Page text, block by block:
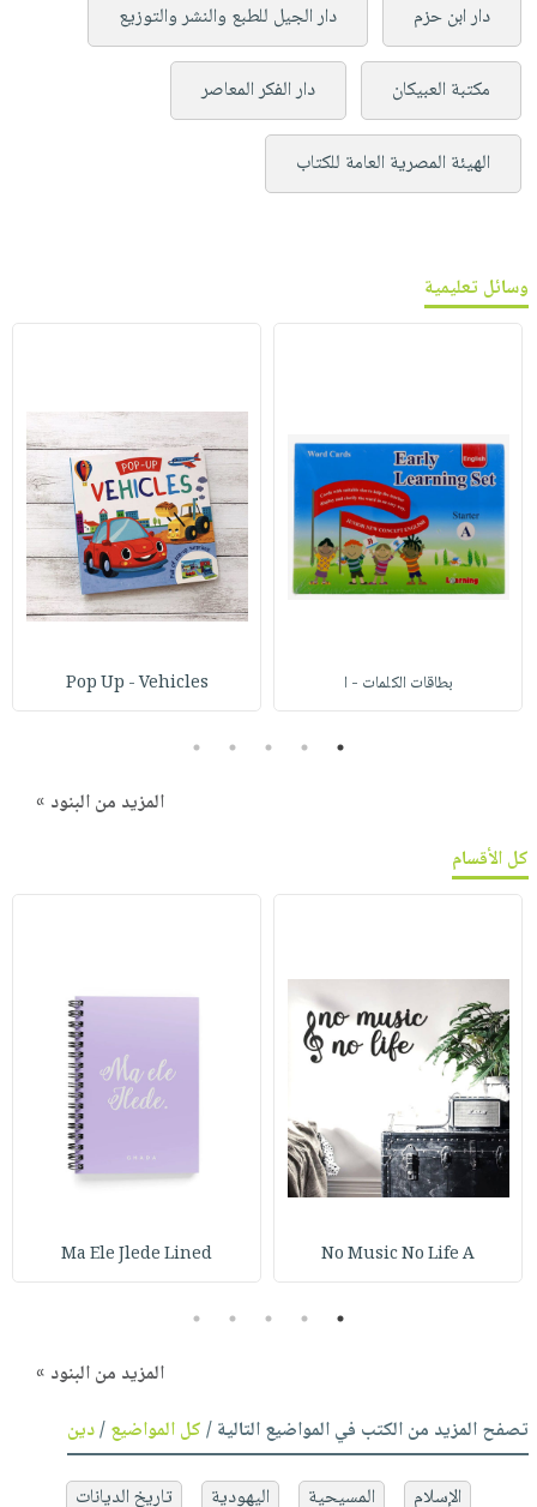
دار ابن حزم دار الجيل للطبع والنشر والتوزيع
مكتبة العبيكان دار الفكر المعاصر
الهيئة المصرية العامة للكتاب
وسائل تعليمية
بطاقات الكلمات - ا Pop Up - Vehicles
1
2
3
4
5
المزيد من البنود »
كل الأقسام
No Music No Life A
Ma Ele Jlede Lined
1
2
3
4
5
المزيد من البنود »
تصفح المزيد من الكتب في المواضيع التالية /كل المواضيع/دين
الإسلام المسيحية اليهودية
تاريخ الديانات